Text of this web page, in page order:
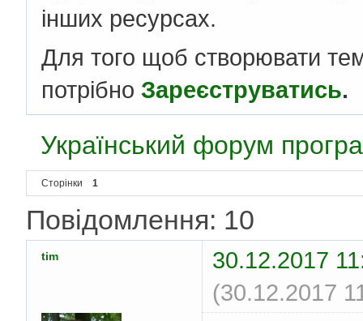
інших ресурсах.
Для того щоб створювати
потрібно Зареєструватись.
Український форум
Сторінки 1
Повідомлення: 10
tim
30.12.2017
(30.12.2017